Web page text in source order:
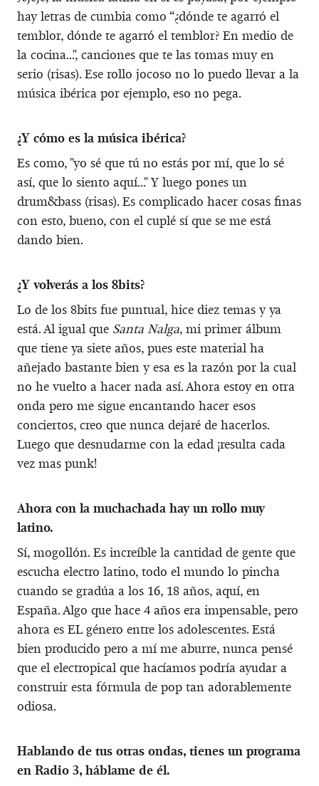
hay letras de cumbia como “¿dónde te agarró el
temblor, dónde te agarró el temblor? En medio de
la cocina...", canciones que te las tomas muy en
serio (risas). Ese rollo jocoso no lo puedo llevar a la
música ibérica por ejemplo, eso no pega.
¿Y cómo es la música ibérica?
Es como, "yo sé que tú no estás por mí, que lo sé
así, que lo siento aquí..." Y luego pones un
drum&bass (risas). Es complicado hacer cosas finas
con esto, bueno, con el cuplé sí que se me está
dando bien.
¿Y volverás a los 8bits?
Lo de los 8bits fue puntual, hice diez temas y ya
está. Al igual que Santa Nalga, mi primer álbum
que tiene ya siete años, pues este material ha
añejado bastante bien y esa es la razón por la cual
no he vuelto a hacer nada así. Ahora estoy en otra
onda pero me sigue encantando hacer esos
conciertos, creo que nunca dejaré de hacerlos.
Luego que desnudarme con la edad ¡resulta cada
vez mas punk!
Ahora con la muchachada hay un rollo muy
latino.
Sí, mogollón. Es increíble la cantidad de gente que
escucha electro latino, todo el mundo lo pincha
cuando se gradúa a los 16, 18 años, aquí, en
España. Algo que hace 4 años era impensable, pero
ahora es EL género entre los adolescentes. Está
bien producido pero a mí me aburre, nunca pensé
que el electropical que hacíamos podría ayudar a
construir esta fórmula de pop tan adorablemente
odiosa.
Hablando de tus otras ondas, tienes un programa
en Radio 3, háblame de él.